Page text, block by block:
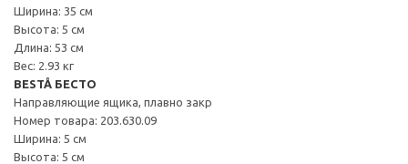
Ширина: 35 см
Высота: 5 см
Длина: 53 см
Вес: 2.93 кг
BESTÅ БЕСТО
Направляющие ящика, плавно закр
Номер товара: 203.630.09
Ширина: 5 см
Высота: 5 см